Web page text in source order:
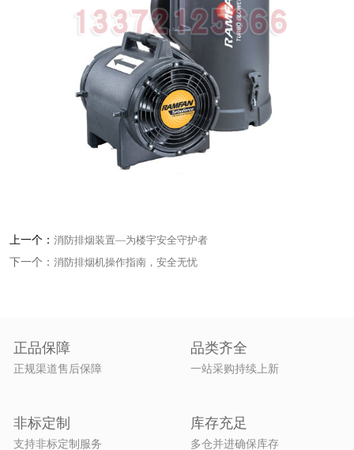
上一个： 消防排烟装置—为楼宇安全守护者
下一个： 消防排烟机操作指南，安全无忧
正品保障
正规渠道售后保障
品类齐全
一站采购持续上新
非标定制
支持非标定制服务
库存充足
多仓并进确保库存